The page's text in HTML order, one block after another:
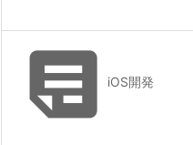
iOS開発